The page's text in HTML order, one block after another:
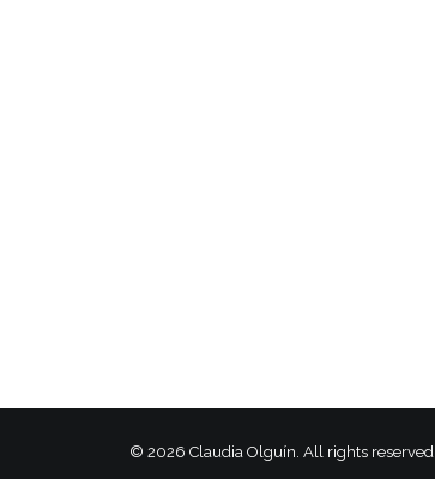
© 2026 Claudia Olguín. All rights reserved